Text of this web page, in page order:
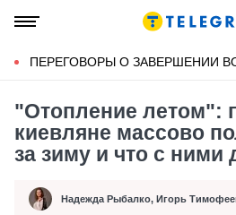
ПЕРЕГОВОРЫ О ЗАВЕРШЕНИИ
"Отопление летом":
киевляне массово
за зиму и что с ними
Автор Надежда Рыбалко, Игорь
Дата публикации